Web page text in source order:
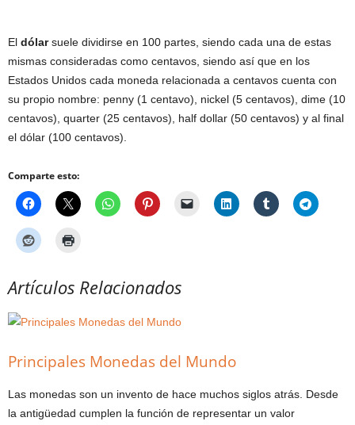
El dólarsuele dividirse en 100 partes, siendo cada una de estas
mismas consideradas como centavos, siendo así que en los
Estados Unidos cada moneda relacionada a centavos cuenta con
su propio nombre: penny (1 centavo), nickel (5 centavos), dime (10
centavos), quarter (25 centavos), half dollar (50 centavos) y al final
el dólar (100 centavos).
Comparte esto:
Artículos Relacionados
Principales Monedas del Mundo
Las monedas son un invento de hace muchos siglos atrás. Desde
la antigüedad cumplen la función de representar un valor